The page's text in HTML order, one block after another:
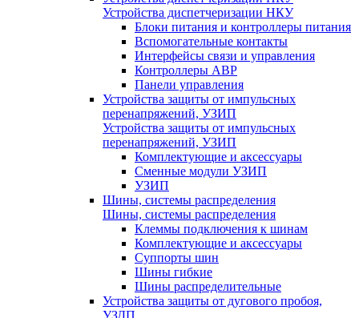
Устройства диспетчеризации НКУ
Блоки питания и контроллеры питания
Вспомогательные контакты
Интерфейсы связи и управления
Контроллеры АВР
Панели управления
Устройства защиты от импульсных
перенапряжений, УЗИП
Устройства защиты от импульсных
перенапряжений, УЗИП
Комплектующие и аксессуары
Сменные модули УЗИП
УЗИП
Шины, системы распределения
Шины, системы распределения
Клеммы подключения к шинам
Комплектующие и аксессуары
Суппорты шин
Шины гибкие
Шины распределительные
Устройства защиты от дугового пробоя,
УЗДП